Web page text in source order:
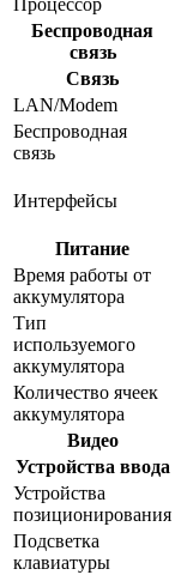
Процессор
Беспроводная
связь
Связь
LAN/Modem
Беспроводная
связь
Интерфейсы
Питание
Время работы от
аккумулятора
Тип
используемого
аккумулятора
Количество ячеек
аккумулятора
Видео
Устройства ввода
Устройства
позиционирования
Подсветка
клавиатуры